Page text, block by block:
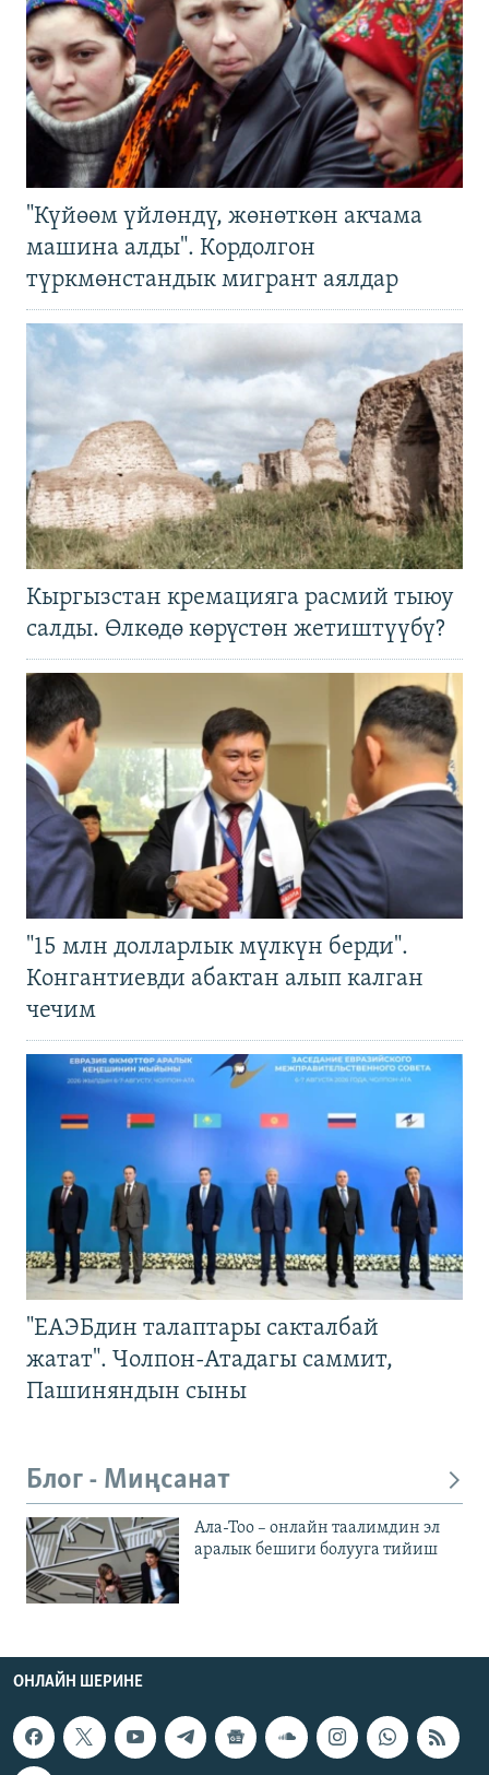
"Күйөөм үйлөндү, жөнөткөн акчама
машина алды". Кордолгон
түркмөнстандык мигрант аялдар
Кыргызстан кремацияга расмий тыюу
салды. Өлкөдө көрүстөн жетиштүүбү?
"15 млн долларлык мүлкүн берди".
Конгантиевди абактан алып калган
чечим
"ЕАЭБдин талаптары сакталбай
жатат". Чолпон-Атадагы саммит,
Пашиняндын сыны
Блог - Миңсанат
Ала-Тоо – онлайн таалимдин эл
аралык бешиги болууга тийиш
ОНЛАЙН ШЕРИНЕ